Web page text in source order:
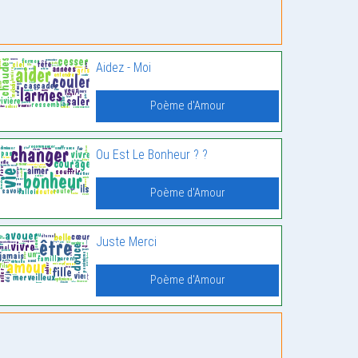
Aidez - Moi
Poème d'Amour
Ou Est Le Bonheur ? ?
Poème d'Amour
Juste Merci
Poème d'Amour